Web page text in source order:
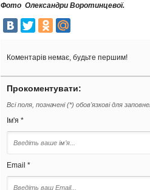
Фото Олександри Воротинцевої.
Коментарів немає, будьте першим!
Прокоментувати:
Всі поля, позначені (*) обов'язкові для
Ім'я *
Email *